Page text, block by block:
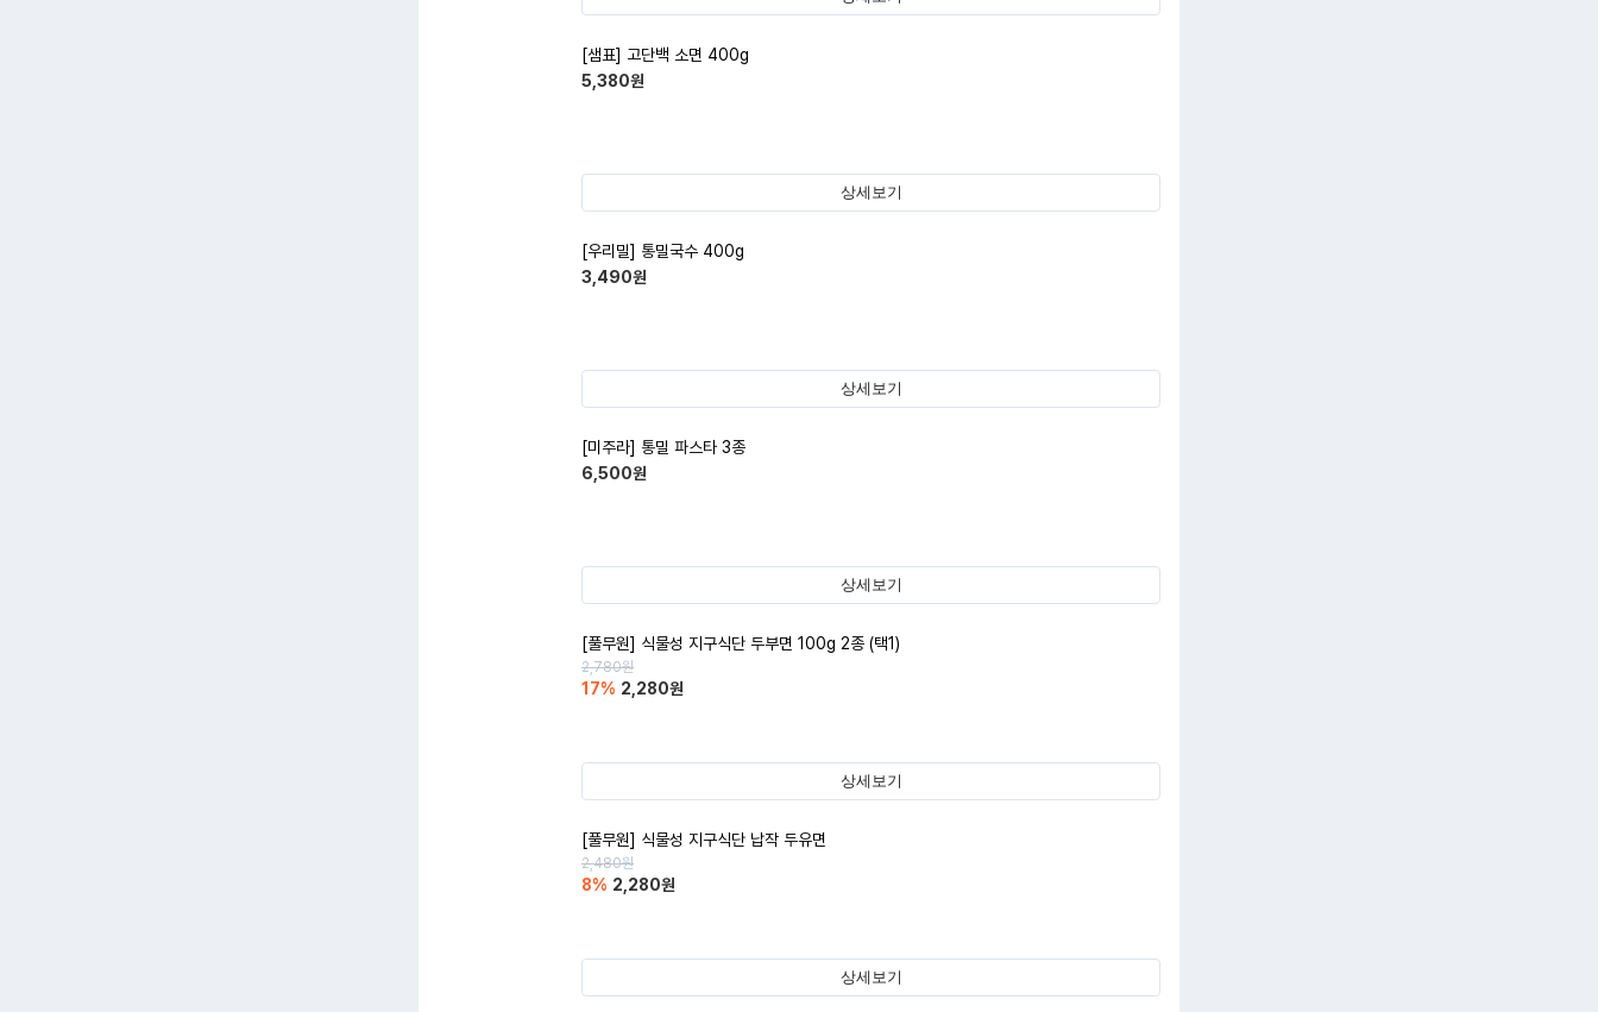
[샘표] 고단백 소면 400g
5,380원
상세보기
[우리밀] 통밀국수 400g
3,490원
상세보기
[미주라] 통밀 파스타 3종
6,500원
상세보기
[풀무원] 식물성 지구식단 두부면 100g 2종 (택1)
2,780원
17% 2,280원
상세보기
[풀무원] 식물성 지구식단 납작 두유면
2,480원
8% 2,280원
상세보기